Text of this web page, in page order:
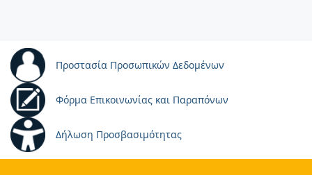
Προστασία Προσωπικών Δεδομένων
Φόρμα Επικοινωνίας και Παραπόνων
Δήλωση Προσβασιμότητας